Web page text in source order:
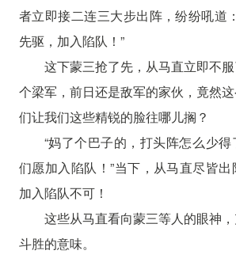
者立即接二连三大步出阵，纷纷吼道
先驱，加入陷队！”
这下蒙三抢了先，从马直立即不
个梁军，前日还是敌军的家伙，竟然
们让我们这些精锐的脸往哪儿搁？
“妈了个巴子的，打头阵怎么少
们愿加入陷队！”当下，从马直尽皆
加入陷队不可！
这些从马直看向蒙三等人的眼神
斗胜的意味。